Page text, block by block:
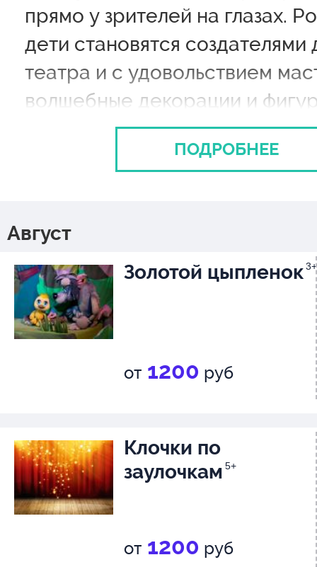
прямо у зрителей на глазах.
дети становятся
театра и с удовольствием
волшебные декорации и
сказочных персонажей для
«Золотая Маска» Майя
Художник – Роза Гиматдинова
Премьера спектакля – 14 мая
Продолжительность – 1 час
ПОДРОБНЕЕ
Август
Золотой цыпленок3+
от 1200 руб
Клочки по
заулочкам 5+
от 1200 руб